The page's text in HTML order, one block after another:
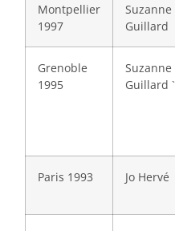
Montpellier
1997
Suzanne
Guillard
Grenoble
1995
Suzanne
Guillard `
Paris 1993 Jo Hervé